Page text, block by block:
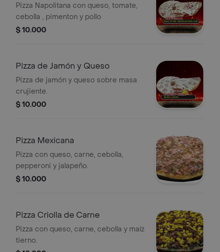
Pizza Napolitana con queso, tomate,
cebolla , pimenton y pollo
$ 10.000
Pizza de Jamón y Queso
Pizza de jamón y queso sobre masa
crujiente.
$ 10.000
Pizza Mexicana
Pizza con queso, carne, cebolla,
pepperoni y jalapeño.
$ 10.000
Pizza Criolla de Carne
Pizza con queso, carne, cebolla y maíz
tierno.